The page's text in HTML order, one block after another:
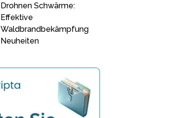
Drohnen Schwärme:
Effektive
Waldbrandbekämpfung
Neuheiten